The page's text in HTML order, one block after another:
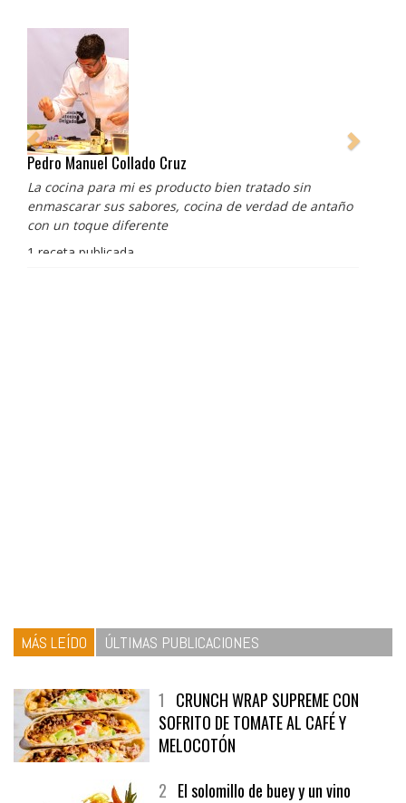
Pedro Manuel Collado Cruz
La cocina para mi es producto bien tratado sin
enmascarar sus sabores, cocina de verdad de antaño
con un toque diferente
1 receta publicada
1CRUNCH WRAP SUPREME CON
SOFRITO DE TOMATE AL CAFÉ Y
MELOCOTÓN